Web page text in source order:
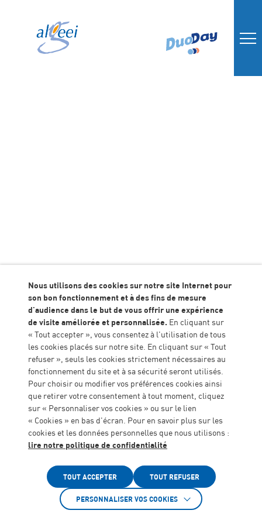
Îles
Accueil Actualités
Ouverture de l’Unité d’Enseignement
Externalisée de l’IME Lalande au
Collège Jasmin Les Îles
Le lundi 12 mai 2025, le collège Jasmin Les Îles a
officiellement ouvert une Unité d’Enseignement
Externalisée (UEE) destinée à accueillir dix élèves de
l’Institut Médico-Éducatif (IME) Lalande. Ce projet
l’Éducation nationale, le Département de Lot-et-
Garonne et la Ville d’Agen.
Depuis septembre 2024, les élèves de l’IME
fréquentaient déjà ponctuellement le collège pour
participer à des activités sportives communes avec les
Nous utilisons des cookies sur notre site Internet pour
son bon fonctionnement et à des fins de mesure
d'audience dans le but de vous offrir une expérience
de visite améliorée et personnalisée. En cliquant sur
« Tout accepter », vous consentez à l'utilisation de tous
les cookies placés sur notre site. En cliquant sur « Tout
refuser », seuls les cookies strictement nécessaires au
fonctionnement du site et à sa sécurité seront utilisés.
Pour choisir ou modifier vos préférences cookies ainsi
que retirer votre consentement à tout moment, cliquez
sur « Personnaliser vos cookies » ou sur le lien
« Cookies » en bas d'écran. Pour en savoir plus sur les
cookies et les données personnelles que nous utilisons :
lire notre politique de confidentialité
TOUT ACCEPTER TOUT REFUSER
PERSONNALISER VOS COOKIES